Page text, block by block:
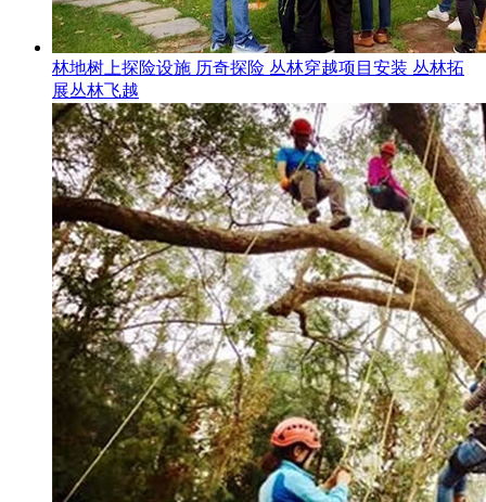
林地树上探险设施 历奇探险 丛林穿越项目安装 丛林拓
展丛林飞越